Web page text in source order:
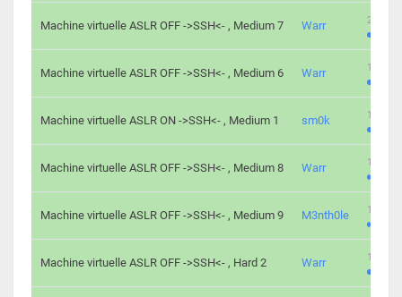
Machine virtuelle ASLR OFF ->SSH<- , Medium 7 Warr 230
Machine virtuelle ASLR OFF ->SSH<- , Medium 6 Warr 168
Machine virtuelle ASLR ON ->SSH<- , Medium 1 sm0k 139
Machine virtuelle ASLR OFF ->SSH<- , Medium 8 Warr 112
Machine virtuelle ASLR OFF ->SSH<- , Medium 9 M3nth0le 100
Machine virtuelle ASLR OFF ->SSH<- , Hard 2 Warr 176